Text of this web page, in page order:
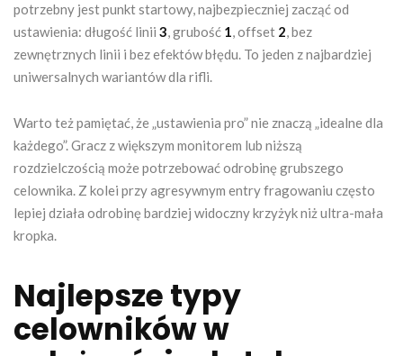
potrzebny jest punkt startowy, najbezpieczniej zacząć od
ustawienia: długość linii 3 , grubość 1 , offset 2 , bez
zewnętrznych linii i bez efektów błędu. To jeden z najbardziej
uniwersalnych wariantów dla rifli.
Warto też pamiętać, że „ustawienia pro” nie znaczą „idealne dla
każdego”. Gracz z większym monitorem lub niższą
rozdzielczością może potrzebować odrobinę grubszego
celownika. Z kolei przy agresywnym entry fragowaniu często
lepiej działa odrobinę bardziej widoczny krzyżyk niż ultra-mała
kropka.
Najlepsze typy
celowników w